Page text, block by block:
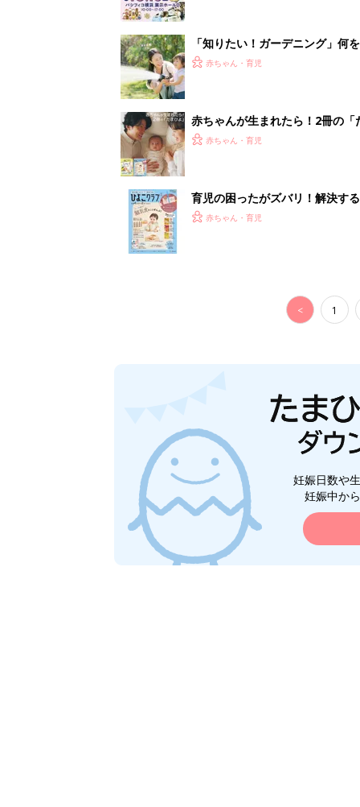
「知りたい！ガーデニング」何
赤ちゃん・育児
赤ちゃんが生まれたら！2冊の「
赤ちゃん・育児
育児の困ったがズバリ！解決す
つ情報がいっぱい！
赤ちゃん・育児
< 1
妊娠日数や
妊娠中か